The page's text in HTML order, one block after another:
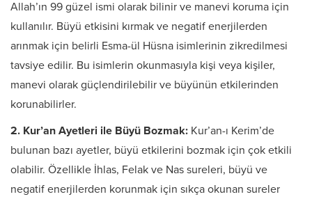
Allah’ın 99 güzel ismi olarak bilinir ve manevi koruma için
kullanılır. Büyü etkisini kırmak ve negatif enerjilerden
arınmak için belirli Esma-ül Hüsna isimlerinin zikredilmesi
tavsiye edilir. Bu isimlerin okunmasıyla kişi veya kişiler,
manevi olarak güçlendirilebilir ve büyünün etkilerinden
korunabilirler.
2. Kur’an Ayetleri ile Büyü Bozmak: Kur’an-ı Kerim’de
bulunan bazı ayetler, büyü etkilerini bozmak için çok etkili
olabilir. Özellikle İhlas, Felak ve Nas sureleri, büyü ve
negatif enerjilerden korunmak için sıkça okunan sureler